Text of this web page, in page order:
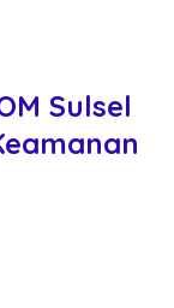
Sulsel